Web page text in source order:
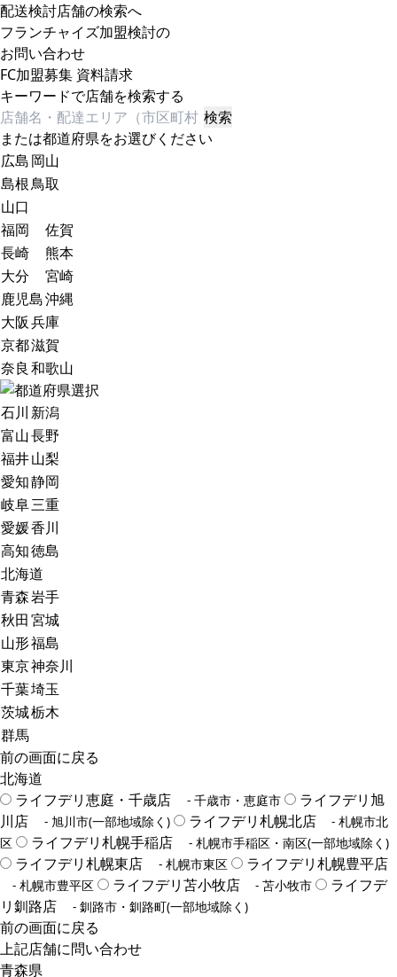
配送検討店舗の検索へ
フランチャイズ加盟検討の
お問い合わせ
FC加盟募集 資料請求
キーワードで店舗を検索する
検索
または都道府県をお選びください
広島岡山
島根鳥取
山口
福岡
佐賀
長崎
熊本
大分
宮崎
鹿児島沖縄
大阪兵庫
京都滋賀
奈良 和歌山
石川 新潟
富山長野
福井山梨
愛知静岡
岐阜三重
愛媛香川
高知徳島
北海道
青森岩手
秋田宮城
山形福島
東京神奈川
千葉埼玉
茨城栃木
群馬
前の画面に戻る
北海道
ライフデリ恵庭・千歳店
- 千歳市・恵庭市
ライフデリ旭
川店
- 旭川市(一部地域除く) ライフデリ札幌北店
- 札幌市北
区
ライフデリ札幌手稲店 - 札幌市手稲区・南区(一部地域除く)
ライフデリ札幌東店 - 札幌市東区 ライフデリ札幌豊平店
- 札幌市豊平区 ライフデリ苫小牧店 - 苫小牧市
ライフデ
リ釧路店
- 釧路市・釧路町(一部地域除く)
前の画面に戻る
上記店舗に問い合わせ
青森県